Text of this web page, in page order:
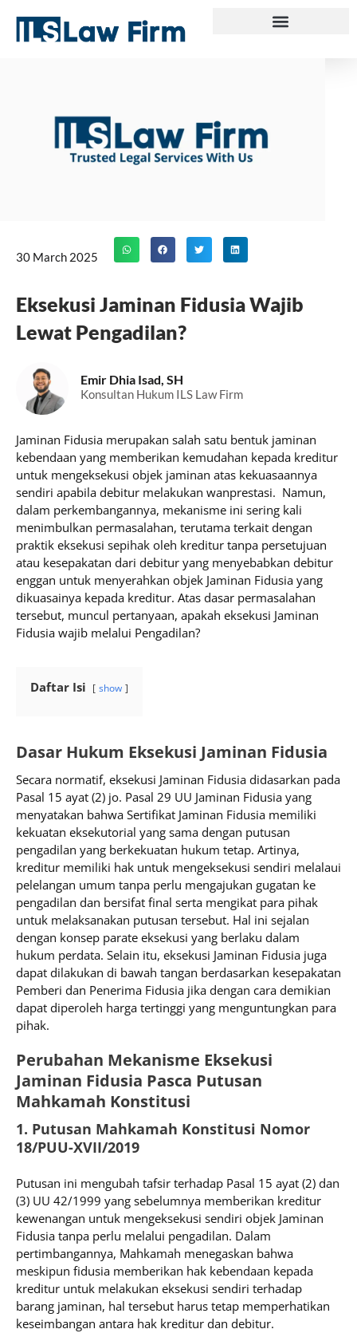
content
30 March 2025
Eksekusi Jaminan Fidusia Wajib
Lewat Pengadilan?
Emir Dhia Isad, SH
Konsultan Hukum ILS Law Firm
Jaminan Fidusia merupakan salah satu bentuk jaminan
kebendaan yang memberikan kemudahan kepada kreditur
untuk mengeksekusi objek jaminan atas kekuasaannya
sendiri apabila debitur melakukan wanprestasi. Namun,
dalam perkembangannya, mekanisme ini sering kali
menimbulkan permasalahan, terutama terkait dengan
praktik eksekusi sepihak oleh kreditur tanpa persetujuan
atau kesepakatan dari debitur yang menyebabkan debitur
enggan untuk menyerahkan objek Jaminan Fidusia yang
dikuasainya kepada kreditur. Atas dasar permasalahan
tersebut, muncul pertanyaan, apakah eksekusi Jaminan
Fidusia wajib melalui Pengadilan?
Daftar Isi show
Dasar Hukum Eksekusi Jaminan Fidusia
Secara normatif, eksekusi Jaminan Fidusia didasarkan pada
Pasal 15 ayat (2) jo. Pasal 29 UU Jaminan Fidusia yang
menyatakan bahwa Sertifikat Jaminan Fidusia memiliki
kekuatan eksekutorial yang sama dengan putusan
pengadilan yang berkekuatan hukum tetap. Artinya,
kreditur memiliki hak untuk mengeksekusi sendiri melalaui
pelelangan umum tanpa perlu mengajukan gugatan ke
pengadilan dan bersifat final serta mengikat para pihak
untuk melaksanakan putusan tersebut. Hal ini sejalan
dengan konsep parate eksekusi yang berlaku dalam
hukum perdata. Selain itu, eksekusi Jaminan Fidusia juga
dapat dilakukan di bawah tangan berdasarkan kesepakatan
Pemberi dan Penerima Fidusia jika dengan cara demikian
dapat diperoleh harga tertinggi yang menguntungkan para
pihak.
Perubahan Mekanisme Eksekusi
Jaminan Fidusia Pasca Putusan
Mahkamah Konstitusi
1. Putusan Mahkamah Konstitusi Nomor
18/PUU-XVII/2019
Putusan ini mengubah tafsir terhadap Pasal 15 ayat (2) dan
(3) UU 42/1999 yang sebelumnya memberikan kreditur
kewenangan untuk mengeksekusi sendiri objek Jaminan
Fidusia tanpa perlu melalui pengadilan. Dalam
pertimbangannya, Mahkamah menegaskan bahwa
meskipun fidusia memberikan hak kebendaan kepada
kreditur untuk melakukan eksekusi sendiri terhadap
barang jaminan, hal tersebut harus tetap memperhatikan
keseimbangan antara hak kreditur dan debitur.